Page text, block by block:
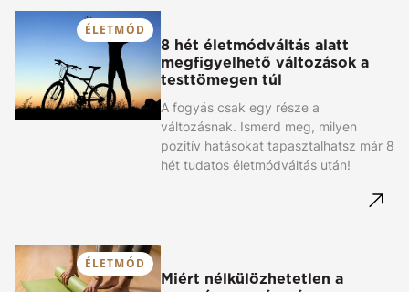
ÉLETMÓD
8 hét életmódváltás alatt
megfigyelhető változások a
testtömegen túl
A fogyás csak egy része a
változásnak. Ismerd meg, milyen
pozitív hatásokat tapasztalhatsz már 8
hét tudatos életmódváltás után!
ÉLETMÓD
Miért nélkülözhetetlen a